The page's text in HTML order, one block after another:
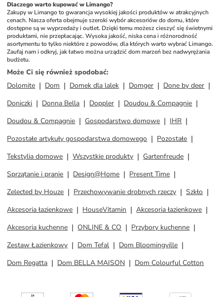
Dlaczego warto kupować w Limango?
Zakupy w Limango to gwarancja wysokiej jakości produktów w atrakcyjnych
cenach. Nasza oferta obejmuje szeroki wybór akcesoriów do domu, które
dostępne są w wyprzedaży i outlet. Dzięki temu możesz cieszyć się świetnymi
produktami, nie przepłacając. Wysoka jakość, niska cena i różnorodność
asortymentu to tylko niektóre z powodów, dla których warto wybrać Limango.
Zaufaj nam i odkryj, jak łatwo można urządzić dom marzeń bez nadwyrężania
budżetu.
Może Ci się również spodobać:
Dolomite
Dom Domek dla lalek Domger
Done by deer
Doniczki
Donna Bella Doppler
Doudou & Compagnie
Doudou & Compagnie
Gospodarstwo domowe
IHR
Pozostałe artykuły gospodarstwa domowego
Pozostałe
Tekstylia domowe
Wszystkie produkty
Gartenfreude
Sprzątanie i pranie
Design@Home
Present Time
Zelected by Houze
Przechowywanie drobnych rzeczy
Szkło
Akcesoria łazienkowe
HouseVitamin
Akcesoria łazienkowe
Akcesoria kuchenne
ONLINE & CO
Przybory kuchenne
Zestaw Łazienkowy
Dom Tefal
Dom Bloomingville
Dom Regatta
Dom BELLA MAISON Dom Colourful Cotton